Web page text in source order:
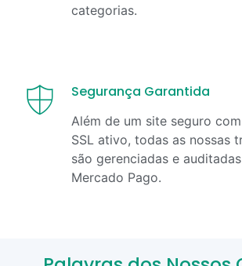
categorias.
Segurança Garantida
Além de um site seguro
SSL ativo, todas as nossas
são gerenciadas e
Mercado Pago.